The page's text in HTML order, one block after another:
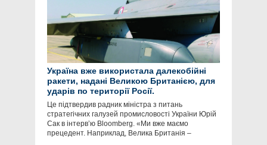
Україна вже використала далекобійні
ракети, надані Великою Британією, для
ударів по території Росії.
Це підтвердив радник міністра з питань
стратегічних галузей промисловості України Юрій
Сак в інтервʼю Bloomberg. «Ми вже маємо
прецедент. Наприклад, Велика Британія –